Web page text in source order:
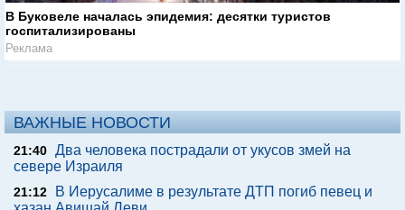
В Буковеле началась эпидемия: десятки туристов
госпитализированы
Реклама
ВАЖНЫЕ НОВОСТИ
21:40 Два человека пострадали от укусов змей на
севере Израиля
21:12
В Иерусалиме в результате ДТП погиб певец и